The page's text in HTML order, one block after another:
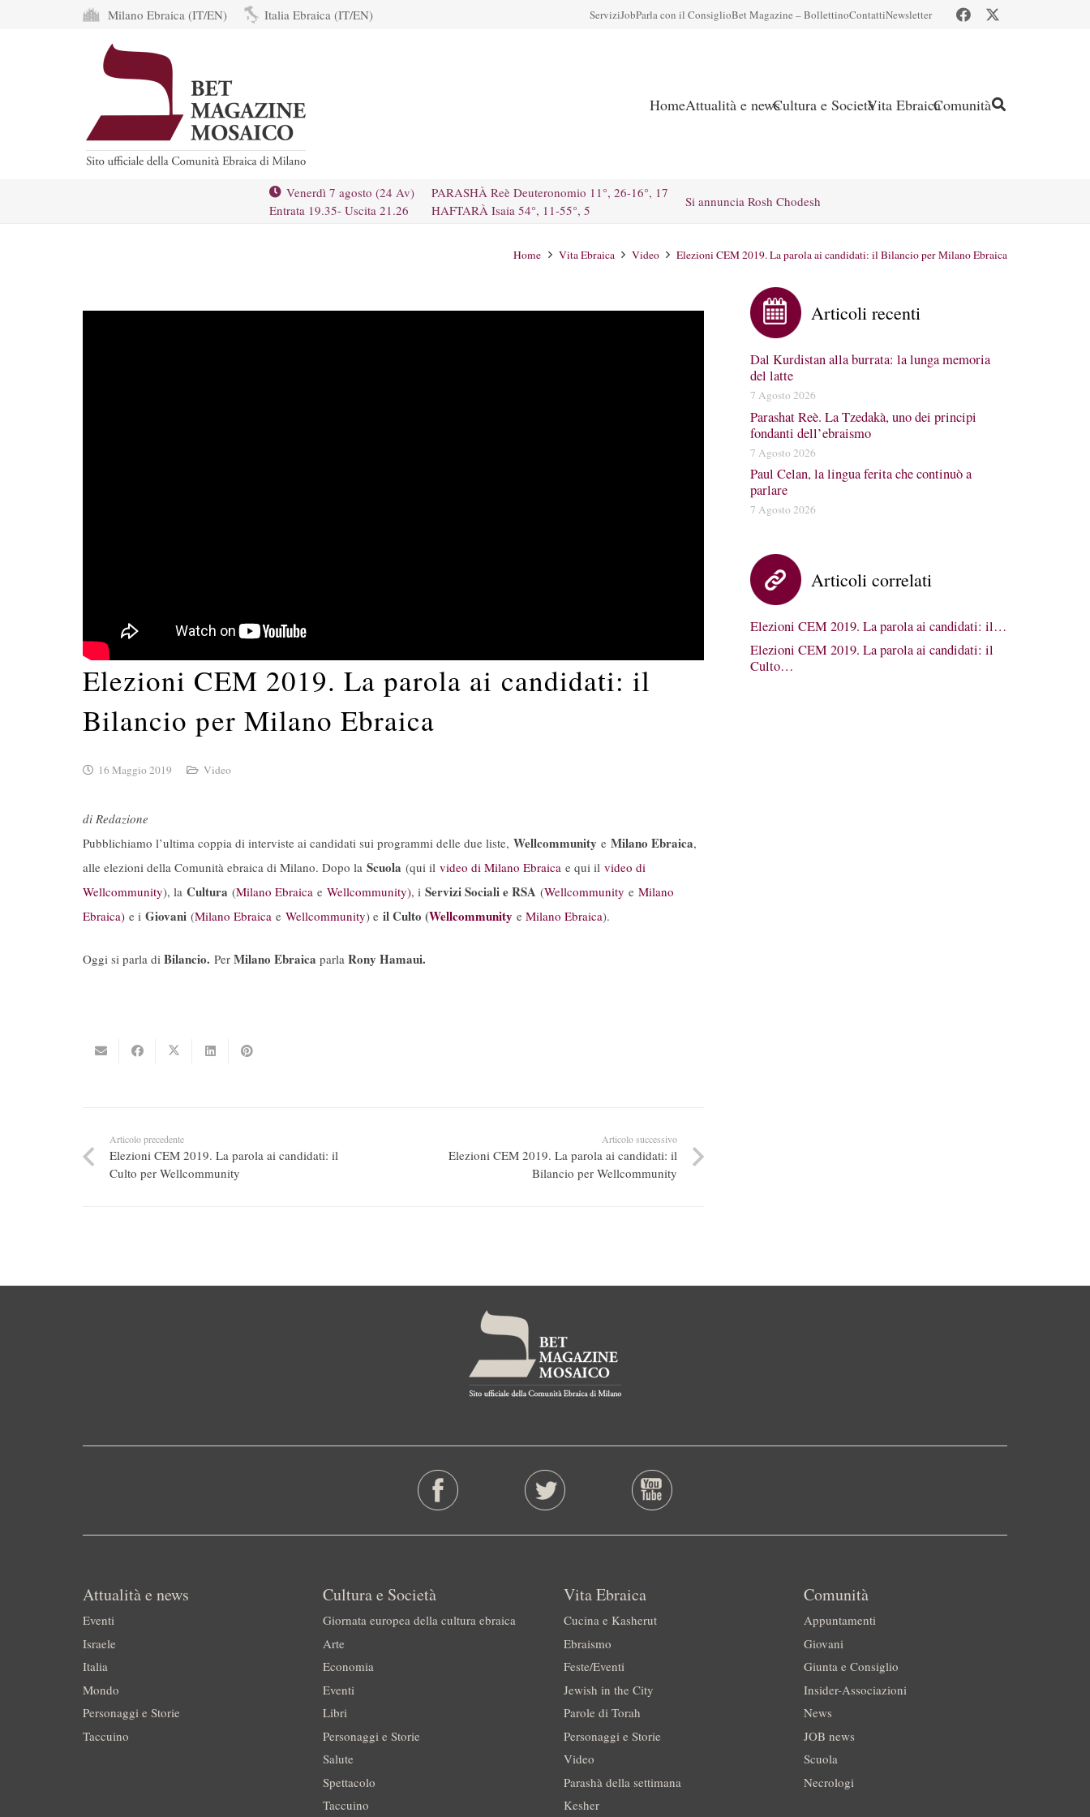
Milano Ebraica (IT/EN) Italia Ebraica (IT/EN) ServiziJobParla con il ConsiglioBet Magazine – BollettinoContattiNewsletter
HomeAttualità e newsCultura e SocietàVita EbraicaComunità
Venerdì 7 agosto (24 Av)
Entrata 19.35- Uscita 21.26
PARASHÀ Reè Deuteronomio 11°, 26-16°, 17
HAFTARÀ Isaia 54°, 11-55°, 5
Si annuncia Rosh Chodesh
Home Vita Ebraica Video Elezioni CEM 2019. La parola ai candidati: il Bilancio per Milano Ebraica
Elezioni CEM 2019. La parola ai candidati: il
Bilancio per Milano Ebraica
16 Maggio 2019 Video
di Redazione
Pubblichiamo l’ultima coppia di interviste ai candidati sui programmi delle due liste, Wellcommunity e Milano Ebraica,
alle elezioni della Comunità ebraica di Milano. Dopo la Scuola (qui il video di Milano Ebraica e qui il video di
Wellcommunity), la Cultura (Milano Ebraica e Wellcommunity), i Servizi Sociali e RSA (Wellcommunity e Milano
Ebraica) e i Giovani (Milano Ebraica e Wellcommunity) e il Culto (Wellcommunity e Milano Ebraica).
Oggi si parla di Bilancio. Per Milano Ebraica parla Rony Hamaui.
Articolo precedente
Elezioni CEM 2019. La parola ai candidati: il
Culto per Wellcommunity
Articolo successivo
Elezioni CEM 2019. La parola ai candidati: il
Bilancio per Wellcommunity
Articoli recenti
Dal Kurdistan alla burrata: la lunga memoria
del latte
7 Agosto 2026
Parashat Reè. La Tzedakà, uno dei principi
fondanti dell’ebraismo
7 Agosto 2026
Paul Celan, la lingua ferita che continuò a
parlare
7 Agosto 2026
Articoli correlati
Elezioni CEM 2019. La parola ai candidati: il…
Elezioni CEM 2019. La parola ai candidati: il
Culto…
Attualità e news
Eventi
Israele
Italia
Mondo
Personaggi e Storie
Taccuino
Cultura e Società
Giornata europea della cultura ebraica
Arte
Economia
Eventi
Libri
Personaggi e Storie
Salute
Spettacolo
Taccuino
Vita Ebraica
Cucina e Kasherut
Ebraismo
Feste/Eventi
Jewish in the City
Parole di Torah
Personaggi e Storie
Video
Parashà della settimana
Kesher
Comunità
Appuntamenti
Giovani
Giunta e Consiglio
Insider-Associazioni
News
JOB news
Scuola
Necrologi